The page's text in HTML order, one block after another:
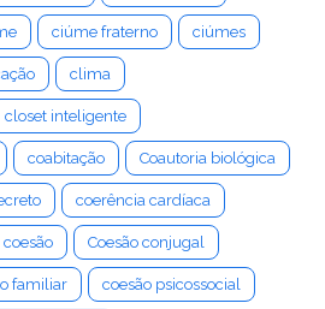
ciúme fraterno ciúmes
clima
closet inteligente
coabitação Coautoria biológica
coerência cardíaca
coesão Coesão conjugal
familiar coesão psicossocial